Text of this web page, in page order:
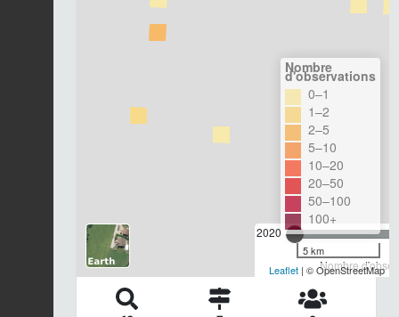
2020
Nombre
Nombre
d'observations
0–1
1–2
2–5
5–10
10–20
20–50
50–100
100+
5 km
Leaflet | © OpenStreetMap